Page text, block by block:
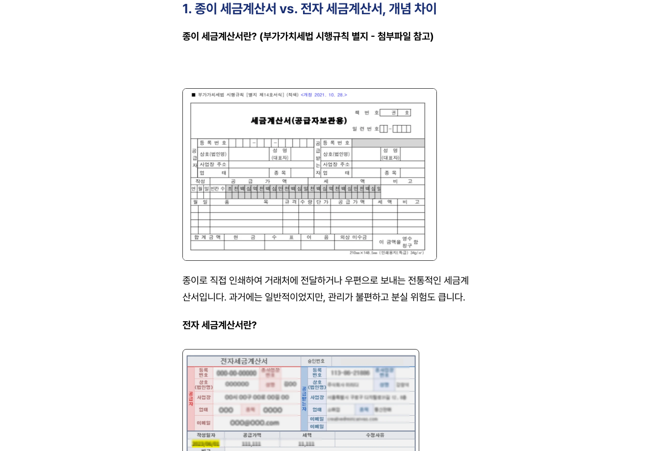
1. 종이 세금계산서 vs. 전자 세금계산서, 개념 차이
종이 세금계산서란? (부가가치세법 시행규칙 별지 - 첨부파일 참고)
종이로 직접 인쇄하여 거래처에 전달하거나 우편으로 보내는 전통적인 세금계
산서입니다. 과거에는 일반적이었지만, 관리가 불편하고 분실 위험도 큽니다.
전자 세금계산서란?